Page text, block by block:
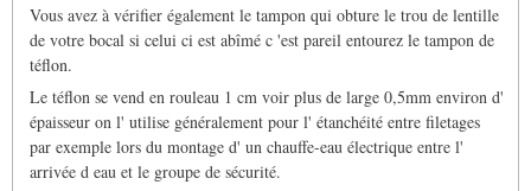
Vous avez à vérifier également le tampon qui obture le trou de lentille
de votre bocal si celui ci est abîmé c 'est pareil entourez le tampon de
téflon.
Le téflon se vend en rouleau 1 cm voir plus de large 0,5mm environ d'
épaisseur on l' utilise généralement pour l' étanchéité entre filetages
par exemple lors du montage d' un chauffe-eau électrique entre l'
arrivée d eau et le groupe de sécurité.